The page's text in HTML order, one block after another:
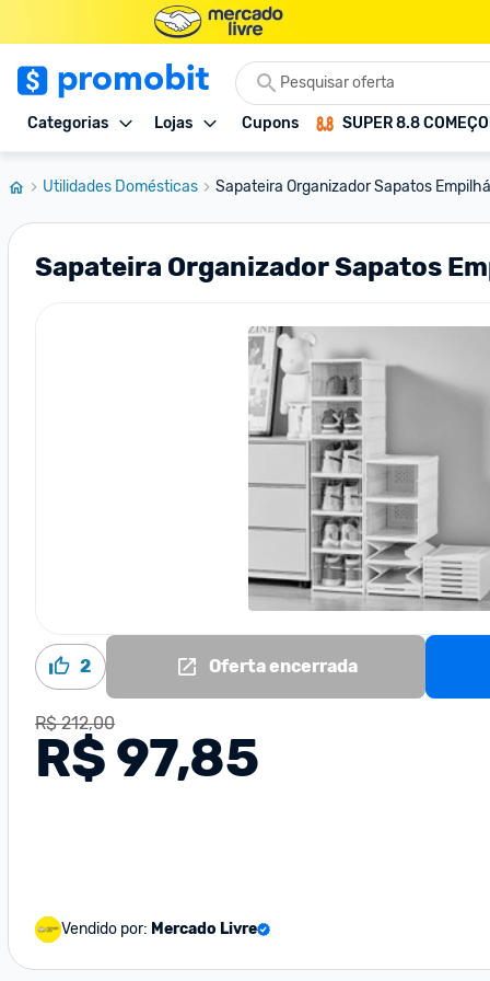
Categorias Lojas Cupons SUPER 8.8
Utilidades Domésticas Sapateira Organizador Sapatos
Sapateira Organizador Sapatos
2 Oferta encerrada
R$ 212,00
R$ 97,85
Vendido por: Mercado Livre